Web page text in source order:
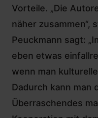
Vorteile. „Die
näher zusammen“,
Peuckmann sagt:
eben etwas
wenn man
Dadurch kann man
Überraschendes